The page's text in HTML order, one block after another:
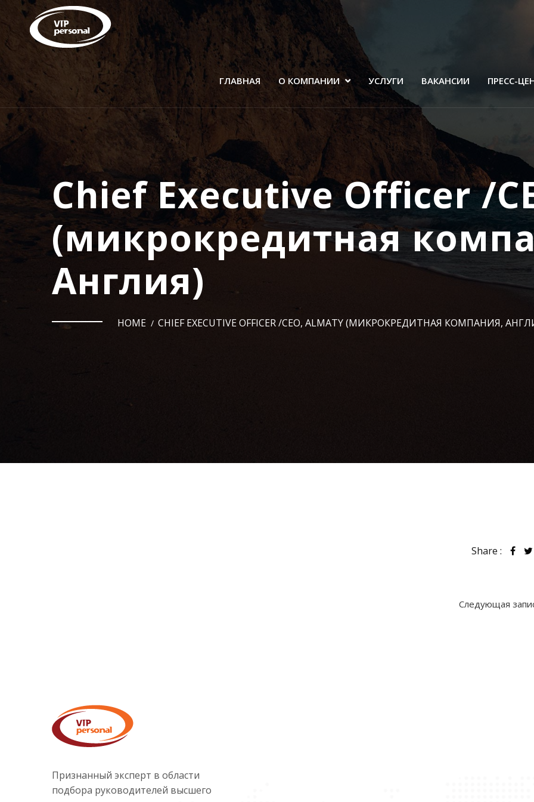
ГЛАВНАЯ О КОМПАНИИ УСЛУГИ ВАКАНСИИ ПРЕСС-
Chief Executive Officer /
(микрокредитная
Англия)
HOME CHIEF EXECUTIVE OFFICER /CEO, ALMATY (МИКРОКРЕДИТНАЯ КОМПАНИЯ,
Share :
Следующая
Признанный эксперт в области
подбора руководителей высшего